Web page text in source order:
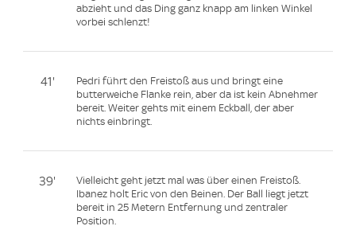
abzieht und das Ding ganz knapp am linken Winkel
vorbei schlenzt!
41'
Pedri führt den Freistoß aus und bringt eine
butterweiche Flanke rein, aber da ist kein Abnehmer
bereit. Weiter gehts mit einem Eckball, der aber
nichts einbringt.
39'
Vielleicht geht jetzt mal was über einen Freistoß.
Ibanez holt Eric von den Beinen. Der Ball liegt jetzt
bereit in 25 Metern Entfernung und zentraler
Position.